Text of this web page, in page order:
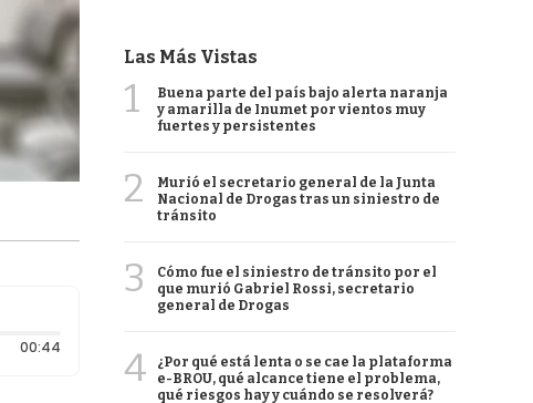
00:44Duración: 44 segundos
Las Más Vistas
1
Buena parte del país bajo alerta naranja
y amarilla de Inumet por vientos muy
fuertes y persistentes
2
Murió el secretario general de la Junta
Nacional de Drogas tras un siniestro de
tránsito
3
Cómo fue el siniestro de tránsito por el
que murió Gabriel Rossi, secretario
general de Drogas
4
¿Por qué está lenta o se cae la plataforma
e-BROU, qué alcance tiene el problema,
qué riesgos hay y cuándo se resolverá?